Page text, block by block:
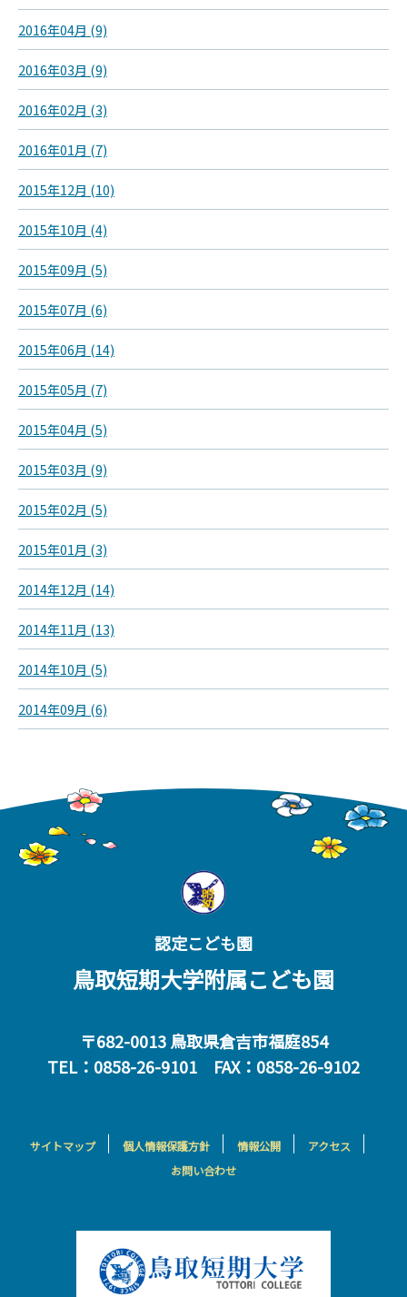
2016年04月 (9)
2016年03月 (9)
2016年02月 (3)
2016年01月 (7)
2015年12月 (10)
2015年10月 (4)
2015年09月 (5)
2015年07月 (6)
2015年06月 (14)
2015年05月 (7)
2015年04月 (5)
2015年03月 (9)
2015年02月 (5)
2015年01月 (3)
2014年12月 (14)
2014年11月 (13)
2014年10月 (5)
2014年09月 (6)
認定こども園
鳥取短期大学附属こども園
〒682-0013 鳥取県倉吉市福庭854
TEL：0858-26-9101 FAX：0858-26-9102
サイトマップ 個人情報保護方針 情報公開
アクセス
お問い合わせ